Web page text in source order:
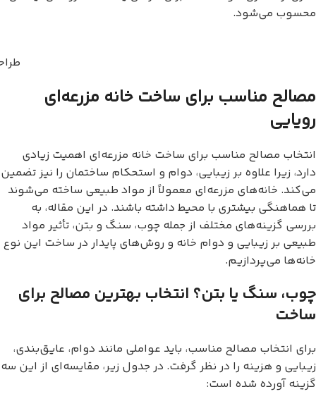
محسوب می‌شود.
مصالح مناسب برای ساخت خانه مزرعه‌ای
رویایی
انتخاب مصالح مناسب برای ساخت خانه مزرعه‌ای اهمیت زیادی
دارد، زیرا علاوه بر زیبایی، دوام و استحکام ساختمان را نیز تضمین
می‌کند. خانه‌های مزرعه‌ای معمولاً از مواد طبیعی ساخته می‌شوند
تا هماهنگی بیشتری با محیط داشته باشند. در این مقاله، به
بررسی گزینه‌های مختلف از جمله چوب، سنگ و بتن، تأثیر مواد
طبیعی بر زیبایی و دوام خانه و روش‌های پایدار در ساخت این نوع
خانه‌ها می‌پردازیم.
چوب، سنگ یا بتن؟ انتخاب بهترین مصالح برای
ساخت
برای انتخاب مصالح مناسب، باید عواملی مانند دوام، عایق‌بندی،
زیبایی و هزینه را در نظر گرفت. در جدول زیر، مقایسه‌ای از این سه
گزینه آورده شده است: